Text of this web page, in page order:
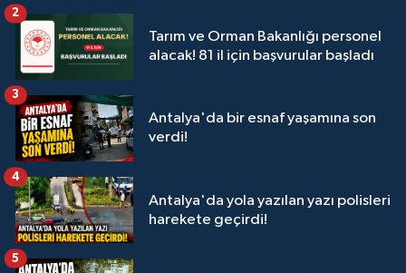
Tarım ve Orman Bakanlığı personel
alacak! 81 il için başvurular başladı
2
Antalya'da bir esnaf yaşamına son
verdi!
3
Antalya'da yola yazılan yazı polisleri
harekete geçirdi!
4
5